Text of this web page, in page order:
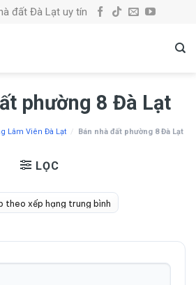
đất Đà Lạt uy tín
phường 8 Đà Lạt
Lâm Viên Đà Lạt / Bán nhà đất phường 8 Đà Lạt
LỌC